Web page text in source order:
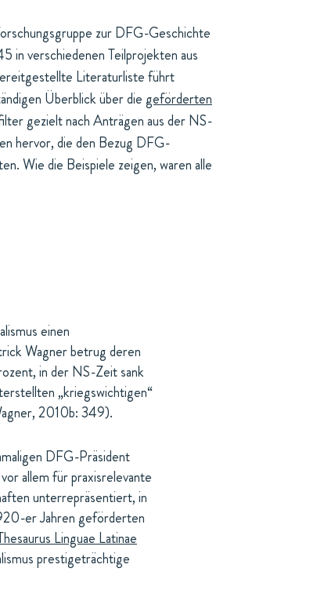
zur DFG-Geschichte
in verschiedenen Teilprojekten aus
Literaturliste führt
Überblick über diegeförderten
gezielt nach Anträgen aus der NS-
hervor, die den Bezug DFG-
Wie die Beispiele zeigen, waren alle
einen
Wagner betrug deren
in der NS-Zeit sank
„kriegswichtigen“
2010b: 349).
DFG-Präsident
allem für praxisrelevante
unterrepräsentiert, in
er Jahren geförderten
Linguae Latinae
prestigeträchtige